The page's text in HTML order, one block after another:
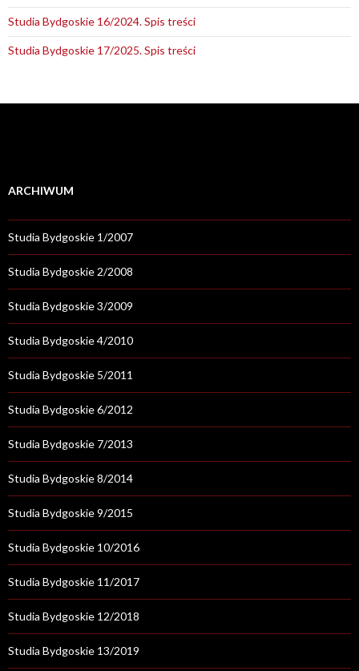
Studia Bydgoskie 16/2024. Spis treści
Studia Bydgoskie 17/2025. Spis treści
ARCHIWUM
Studia Bydgoskie 1/2007
Studia Bydgoskie 2/2008
Studia Bydgoskie 3/2009
Studia Bydgoskie 4/2010
Studia Bydgoskie 5/2011
Studia Bydgoskie 6/2012
Studia Bydgoskie 7/2013
Studia Bydgoskie 8/2014
Studia Bydgoskie 9/2015
Studia Bydgoskie 10/2016
Studia Bydgoskie 11/2017
Studia Bydgoskie 12/2018
Studia Bydgoskie 13/2019